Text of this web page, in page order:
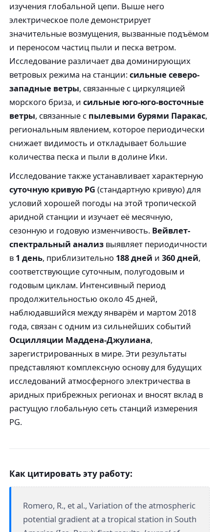
изучения глобальной цепи. Выше него
электрическое поле демонстрирует
значительные возмущения, вызванные подъёмом
и переносом частиц пыли и песка ветром.
Исследование различает два доминирующих
ветровых режима на станции:сильные северо-
западные ветры, связанные с циркуляцией
морского бриза, исильные юго-юго-восточные
ветры, связанные с пылевыми бурями Паракас,
региональным явлением, которое периодически
снижает видимость и откладывает большие
количества песка и пыли в долине Ики.
Исследование также устанавливает характерную
суточную кривую PG (стандартную кривую) для
условий хорошей погоды на этой тропической
аридной станции и изучает её месячную,
сезонную и годовую изменчивость. Вейвлет-
спектральный анализ выявляет периодичности
в 1 день, приблизительно 188 дней и360 дней,
соответствующие суточным, полугодовым и
годовым циклам. Интенсивный период
продолжительностью около 45 дней,
наблюдавшийся между январём и мартом 2018
года, связан с одним из сильнейших событий
Осцилляции Маддена-Джулиана,
зарегистрированных в мире. Эти результаты
представляют комплексную основу для будущих
исследований атмосферного электричества в
аридных прибрежных регионах и вносят вклад в
растущую глобальную сеть станций измерения
PG.
Как цитировать эту работу:
Romero, R., et al., Variation of the atmospheric
potential gradient at a tropical station in South